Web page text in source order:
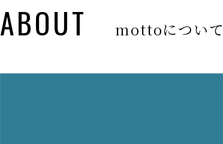
ABOUT mottoについて